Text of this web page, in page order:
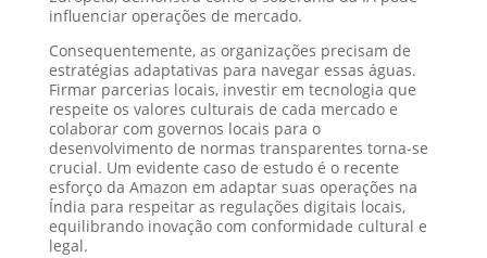
influenciar operações de mercado.
Consequentemente, as organizações precisam de
estratégias adaptativas para navegar essas águas.
Firmar parcerias locais, investir em tecnologia que
respeite os valores culturais de cada mercado e
colaborar com governos locais para o
desenvolvimento de normas transparentes torna-se
crucial. Um evidente caso de estudo é o recente
esforço da Amazon em adaptar suas operações na
Índia para respeitar as regulações digitais locais,
equilibrando inovação com conformidade cultural e
legal.